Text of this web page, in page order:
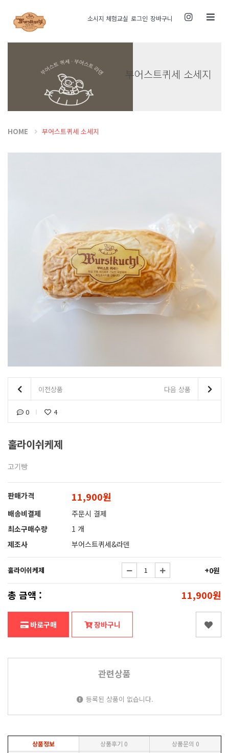
소시지 체험교실 로그인 장바구니 Toggle
부어스트퀴세 소세지
HOME 부어스트퀴세 소세지
이전상품 다음 상품
0 4
훌라이쉬케제
고기빵
판매가격 11,900원
배송비결제
주문시 결제
최소구매수량
1 개
제조사
부어스트퀴세&라덴
훌라이쉬케제 +0원
총 금액 : 11,900원
바로구매 장바구니
관련상품
등록된 상품이 없습니다.
상품정보 상품후기 0 상품문의 0